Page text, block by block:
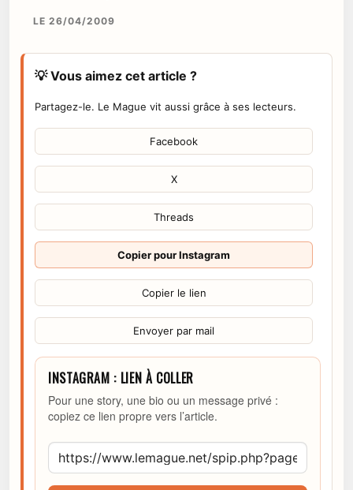
LE 26/04/2009
💡 Vous aimez cet article ?
Partagez-le. Le Mague vit aussi grâce à ses lecteurs.
Facebook
X
Threads
Copier pour Instagram
Copier le lien
Envoyer par mail
INSTAGRAM : LIEN À COLLER
Pour une story, une bio ou un message privé :
copiez ce lien propre vers l’article.